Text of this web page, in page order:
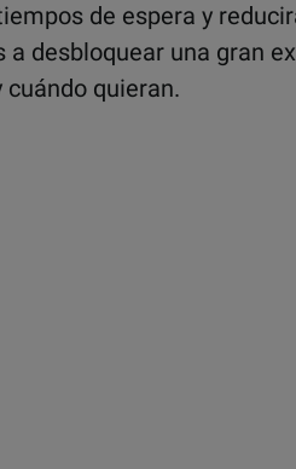
de espera y
a desbloquear una gran
cuándo quieran.